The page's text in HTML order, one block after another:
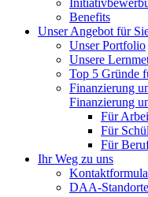
Benefits
Unser Angebot für
Unser Portfolio
Unsere
Top 5 Gründe
Finanzierung
Finanzierung
Für
Für
Für
Ihr Weg zu uns
DAA-Standorte